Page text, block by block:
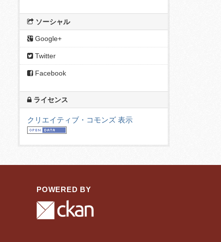
ソーシャル
Google+
Twitter
Facebook
ライセンス
クリエイティブ・コモンズ 表示
POWERED BY